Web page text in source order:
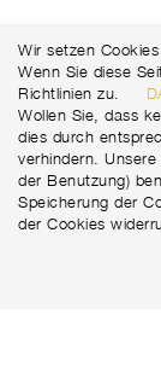
Wir setzen
Wenn Sie diese
Richtlinien zu.
Wollen Sie, dass
dies durch
verhindern.
der Benutzung)
Speicherung der
der Cookies